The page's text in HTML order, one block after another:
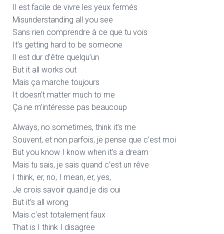
Il est facile de vivre les yeux fermés
Misunderstanding all you see
Sans rien comprendre à ce que tu vois
It’s getting hard to be someone
Il est dur d’être quelqu’un
But it all works out
Mais ça marche toujours
It doesn’t matter much to me
Ça ne m’intéresse pas beaucoup
Always, no sometimes, think it’s me
Souvent, et non parfois, je pense que c’est moi
But you know I know when it’s a dream
Mais tu sais, je sais quand c’est un rêve
I think, er, no, I mean, er, yes,
Je crois savoir quand je dis oui
But it’s all wrong
Mais c’est totalement faux
That is I think I disagree